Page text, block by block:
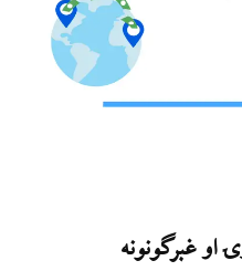
او غبرګونونه